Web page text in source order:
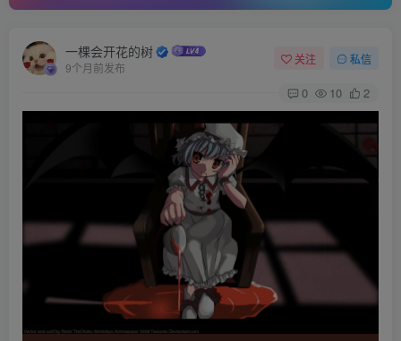
一棵会开花的树
9个月前发布
关注 私信
0 10 2